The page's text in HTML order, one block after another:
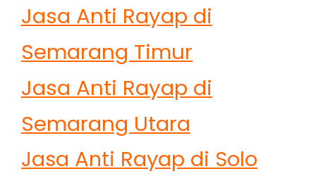
Jasa Anti Rayap di
Semarang Timur
Jasa Anti Rayap di
Semarang Utara
Jasa Anti Rayap di Solo